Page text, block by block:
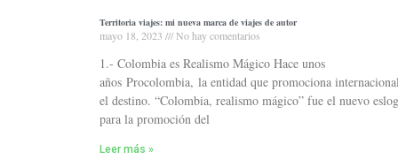
Territoria viajes: mi nueva marca de viajes de autor
mayo 18, 2023 No hay comentarios
1.- Colombia es Realismo Mágico Hace unos
años Procolombia, la entidad que promociona
el destino. “Colombia, realismo mágico” fue el nuevo
para la promoción del
Leer más »